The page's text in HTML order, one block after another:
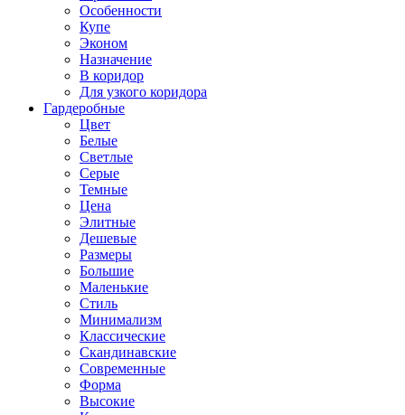
Особенности
Купе
Эконом
Назначение
В коридор
Для узкого коридора
Гардеробные
Цвет
Белые
Светлые
Серые
Темные
Цена
Элитные
Дешевые
Размеры
Большие
Маленькие
Стиль
Минимализм
Классические
Скандинавские
Современные
Форма
Высокие